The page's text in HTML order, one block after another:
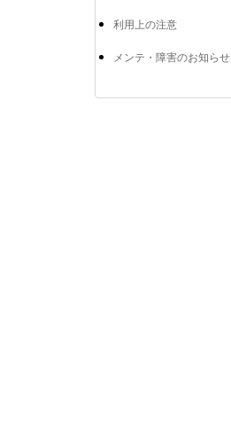
利用上の注意
メンテ・障害のお知らせ